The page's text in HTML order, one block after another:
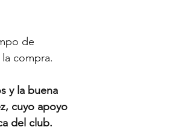
de
compra.
y la buena
cuyo apoyo
del club.